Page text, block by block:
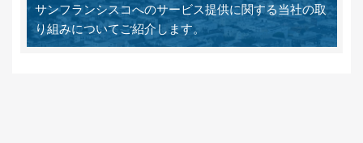
サンフランシスコへのサービス提供に関する当社の取
り組みについてご紹介します。